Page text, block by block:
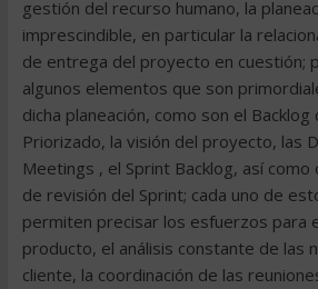
gestión del recurso humano, la
imprescindible, en particular la
de entrega del proyecto en cuestión;
algunos elementos que son
dicha planeación, como son el
Priorizado, la visión del proyecto, las
Meetings , el Sprint Backlog, así
de revisión del Sprint; cada uno de
permiten precisar los esfuerzos para
producto, el análisis constante de las
cliente, la coordinación de las